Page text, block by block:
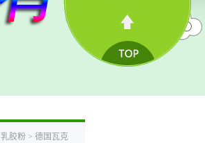
乳胶粉 > 德国瓦克